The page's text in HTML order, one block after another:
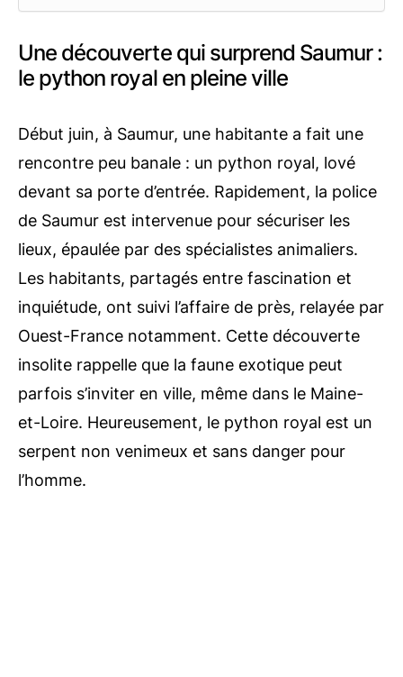
Une découverte qui surprend Saumur :
le python royal en pleine ville
Début juin, à Saumur, une habitante a fait une
rencontre peu banale : un python royal, lové
devant sa porte d’entrée. Rapidement, la police
de Saumur est intervenue pour sécuriser les
lieux, épaulée par des spécialistes animaliers.
Les habitants, partagés entre fascination et
inquiétude, ont suivi l’affaire de près, relayée par
Ouest-France notamment. Cette découverte
insolite rappelle que la faune exotique peut
parfois s’inviter en ville, même dans le Maine-
et-Loire. Heureusement, le python royal est un
serpent non venimeux et sans danger pour
l’homme.